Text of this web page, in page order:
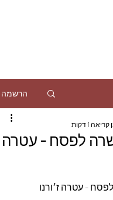
הרשמה
לפסח - עטרה
1 דקות
- עטרה ז׳ורנו